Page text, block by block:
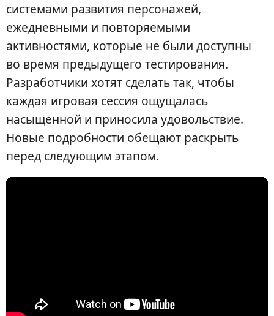
системами развития персонажей,
ежедневными и повторяемыми
активностями, которые не были доступны
во время предыдущего тестирования.
Разработчики хотят сделать так, чтобы
каждая игровая сессия ощущалась
насыщенной и приносила удовольствие.
Новые подробности обещают раскрыть
перед следующим этапом.